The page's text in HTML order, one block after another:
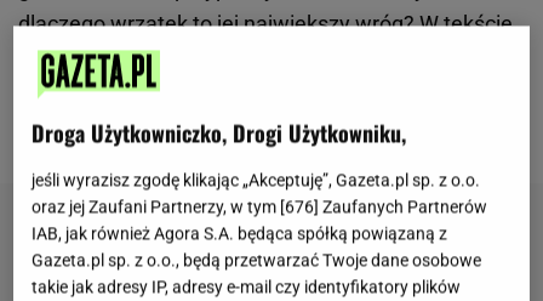
dlaczego wrzątek to jej największy wróg? W tekście
znajdziesz odpowiedzi na nurtujące pytania, a także
kilka trików, które sprawią, że biała kiełbasa będzie
absolutnym hitem na stole.
Droga Użytkowniczko, Drogi Użytkowniku,
jeśli wyrazisz zgodę klikając „Akceptuję”, Gazeta.pl sp. z o.o.
oraz jej Zaufani Partnerzy, w tym [676] Zaufanych Partnerów
IAB, jak również Agora S.A. będąca spółką powiązaną z
Gazeta.pl sp. z o.o., będą przetwarzać Twoje dane osobowe
takie jak adresy IP, adresy e-mail czy identyfikatory plików